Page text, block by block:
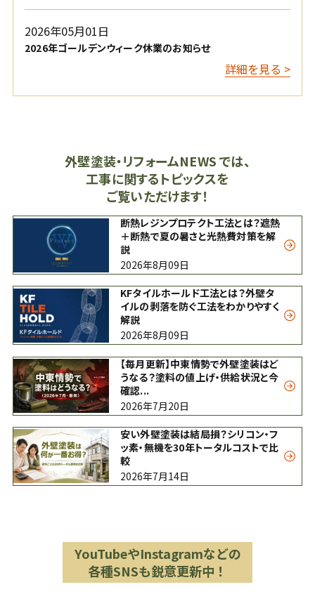
2026年05月01日
2026年ゴールデンウィーク休業のお知らせ
詳細を見る >
外壁塗装・リフォームNEWS では、
工事に関するトピックスを
ご覧いただけます！
断熱レジンプロテクト工法とは？遮熱
＋断熱で夏の暑さと光熱費対策を解
説
2026年8月09日
KFタイルホールド工法とは？外壁タ
イルの剥落を防ぐ工法をわかりやすく
解説
2026年8月09日
【毎月更新】中東情勢で外壁塗装はど
うなる？塗料の値上げ・供給状況と今
確認...
2026年7月20日
安い外壁塗装は結局損？シリコン・フ
ッ素・無機を30年トータルコストで比
較
2026年7月14日
YouTubeやInstagramなどの
各種SNSも鋭意更新中！